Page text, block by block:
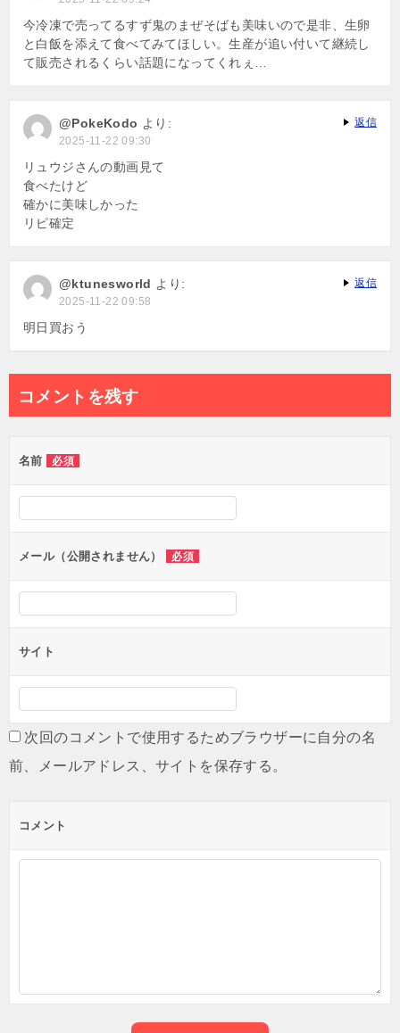
今冷凍で売ってるすず鬼のまぜそばも美味いので是非、生卵
と白飯を添えて食べてみてほしい。生産が追い付いて継続し
て販売されるくらい話題になってくれぇ…
@PokeKodo より:
2025-11-22 09:30
リュウジさんの動画見て
食べたけど
確かに美味しかった
リピ確定
返信
@ktunesworld より:
2025-11-22 09:58
明日買おう
返信
コメントを残す
名前 必須
メール（公開されません） 必須
サイト
次回のコメントで使用するためブラウザーに自分の名
前、メールアドレス、サイトを保存する。
コメント